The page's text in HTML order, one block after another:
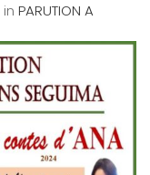
in PARUTION A